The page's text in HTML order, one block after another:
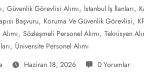
, Güvenlik Görevlisi Alımı, İstanbul İş İlanları,
Başvuru, Koruma Ve Güvenlik Görevlisi,
, Sözleşmeli Personel Alımı, Teknisyen
, Üniversite Personel Alımı
Haziran 18, 2026 0 Yorumlar